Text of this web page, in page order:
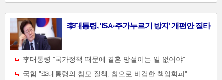
사
진
기
사-01
李대통령, 'ISA·주가누르기 방지' 개편안 질타
李대통령 "국가정책 때문에 결혼 망설이는 일 없어야"
국힘 "李대통령의 참모 질책, 참으로 비겁한 책임회피"